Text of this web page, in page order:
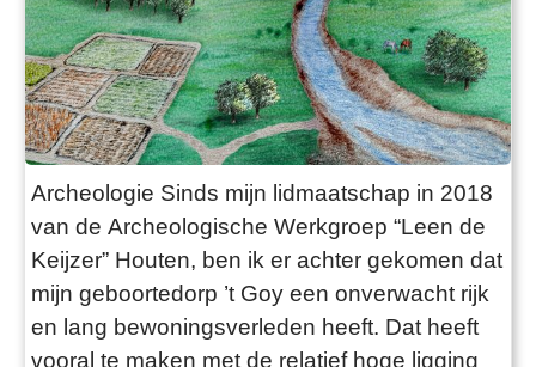
Archeologie Sinds mijn lidmaatschap in 2018
van de Archeologische Werkgroep “Leen de
Keijzer” Houten, ben ik er achter gekomen dat
mijn geboortedorp ’t Goy een onverwacht rijk
en lang bewoningsverleden heeft. Dat heeft
vooral te maken met de relatief hoge ligging